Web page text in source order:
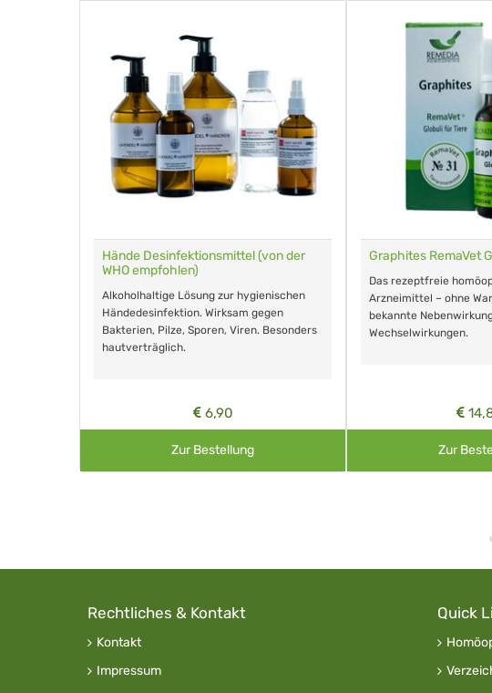
Hände Desinfektionsmittel (von der
WHO empfohlen)
Alkoholhaltige Lösung zur hygienischen
Händedesinfektion. Wirksam gegen
Bakterien, Pilze, Sporen, Viren. Besonders
hautverträglich.
6,90
Zur Bestellung
Graphites RemaVet
Das rezeptfreie
Arzneimittel – ohne
bekannte
Wechselwirkungen.
Zur
Rechtliches & Kontakt
Kontakt
Impressum
Quick